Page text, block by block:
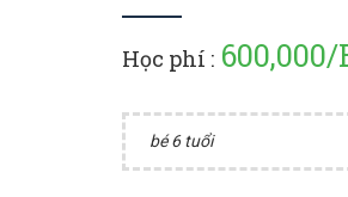
Học phí :
bé 6 tuổi